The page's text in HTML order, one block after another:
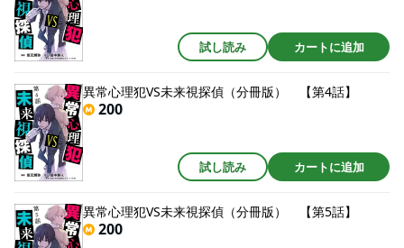
試し読み カートに追加
異常心理犯VS未来視探偵（分冊版） 【第4話】
200
試し読み カートに追加
異常心理犯VS未来視探偵（分冊版） 【第5話】
200